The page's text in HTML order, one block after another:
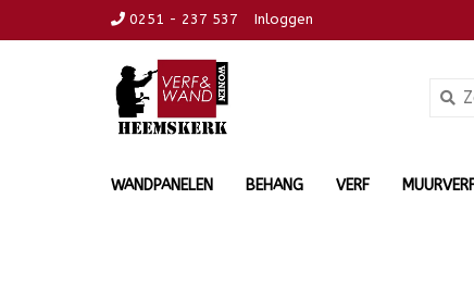
0251 - 237 537 Inloggen
WANDPANELEN BEHANG VERF